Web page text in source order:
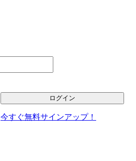
今すぐ無料サインアップ！